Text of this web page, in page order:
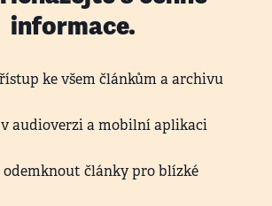
informace.
ke všem článkům a archivu
audioverzi a mobilní aplikaci
odemknout články pro blízké